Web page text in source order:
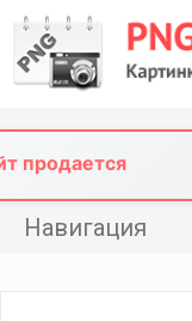
content
продается
Навигация